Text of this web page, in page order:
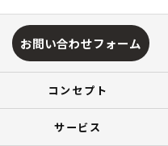
お問い合わせフォーム
コンセプト
サービス